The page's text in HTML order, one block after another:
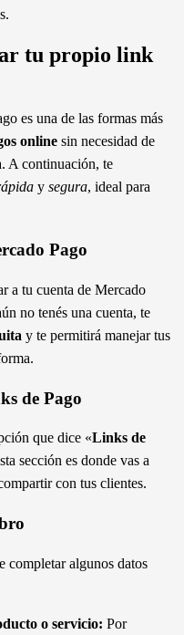
tu propio link
es una de las formas más
online sin necesidad de
A continuación, te
y segura, ideal para
Pago
a tu cuenta de Mercado
no tenés una cuenta, te
y te permitirá manejar tus
de Pago
que dice «Links de
sección es donde vas a
con tus clientes.
completar algunos datos
o servicio: Por